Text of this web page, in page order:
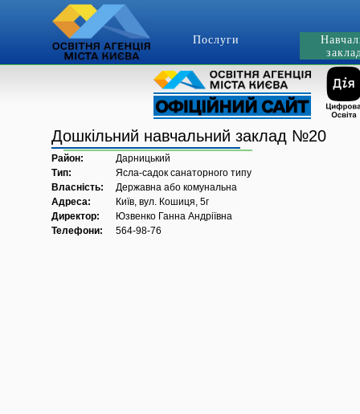
Послуги
Дошкільний навчальний заклад №20
Район:
Дарницький
Тип:
Ясла-садок санаторного типу
Власність:
Державна або комунальна
Адреса:
Київ, вул. Кошиця, 5г
Директор:
Юзвенко Ганна Андріївна
Телефони:
564-98-76